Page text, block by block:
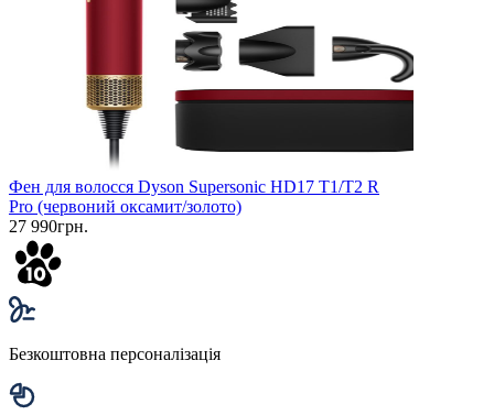
Фен для волосся Dyson Supersonic HD17 T1/T2 R
Pro (червоний оксамит/золото)
27 990грн.
Безкоштовна персоналізація